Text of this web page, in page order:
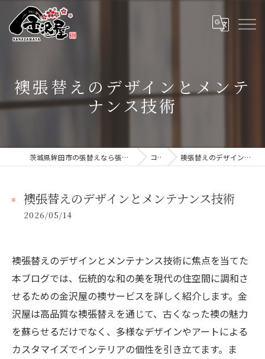
襖張替えのデザインとメンテ
ナンス技術
茨城県鉾田市の張替えなら張替本舗 金沢屋 大洗・鹿嶋店 コラム 襖張替えのデザインとメンテナンス技術
襖張替えのデザインとメンテナンス技術
2026/05/14
襖張替えのデザインとメンテナンス技術に焦点を当てた
本ブログでは、伝統的な和の美を現代の住空間に調和さ
せるための金沢屋の襖サービスを詳しく紹介します。金
沢屋は高品質な襖張替えを通じて、古くなった襖の魅力
を蘇らせるだけでなく、多様なデザインやアートによる
カスタマイズでインテリアの個性を引き立てます。ま